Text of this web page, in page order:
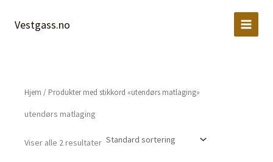
Vestgass.no
Hjem / Produkter med stikkord «utendørs matlaging»
utendørs matlaging
Viser alle 2 resultater